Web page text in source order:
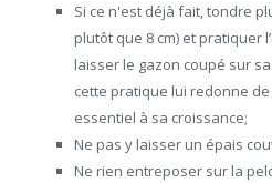
Si ce n'est déjà fait, tondre
plutôt que 8 cm) et pratiquer
laisser le gazon coupé sur
cette pratique lui redonne
essentiel à sa croissance;
Ne pas y laisser un épais
Ne rien entreposer sur la